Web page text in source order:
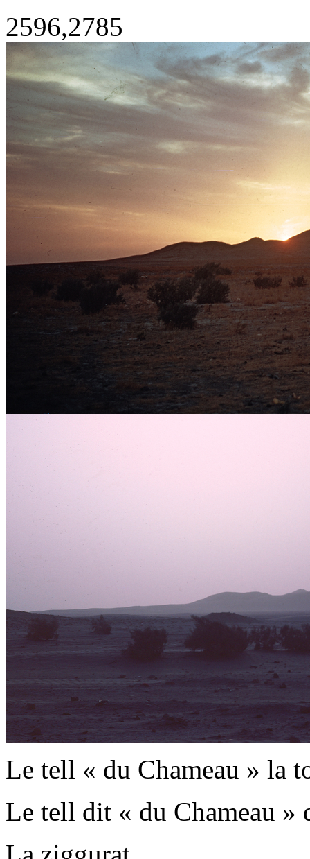
2596,2785
Le tell « du Chameau » la
Le tell dit « du Chameau »